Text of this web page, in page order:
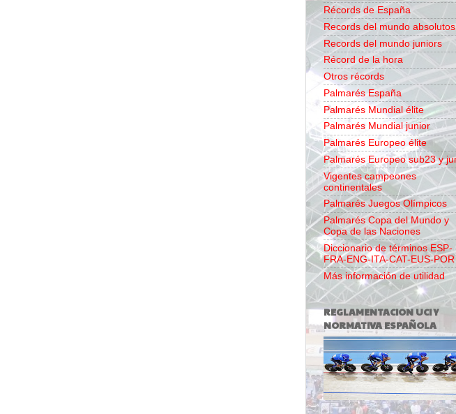
Récords de España
Records del mundo absolutos
Records del mundo juniors
Récord de la hora
Otros récords
Palmarés España
Palmarés Mundial élite
Palmarés Mundial junior
Palmarés Europeo élite
Palmarés Europeo sub23 y
Vigentes campeones
continentales
Palmarés Juegos Olímpicos
Palmarés Copa del Mundo y
Copa de las Naciones
Diccionario de términos ESP-
FRA-ENG-ITA-CAT-EUS-POR
Más información de utilidad
REGLAMENTACION UCI Y
NORMATIVA ESPAÑOLA